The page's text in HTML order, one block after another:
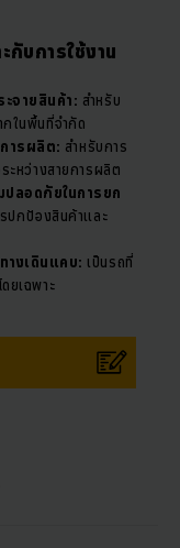
บการใช้งาน
จายสินค้า: สำหรับ
ในพื้นที่จำกัด
ารผลิต: สำหรับการ
ะหว่างสายการผลิต
ลอดภัยในการยก
ปกป้องสินค้าและ
างเดินแคบ: เป็นรถที่
ยเฉพาะ